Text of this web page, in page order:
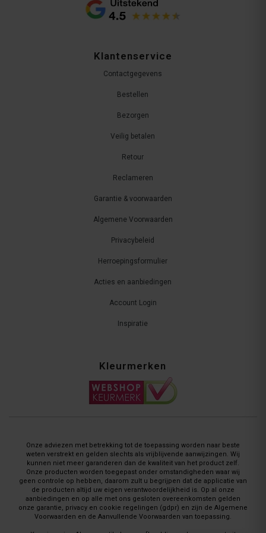
Klantenservice
Contactgegevens
Bestellen
Bezorgen
Veilig betalen
Retour
Reclameren
Garantie & voorwaarden
Algemene Voorwaarden
Privacybeleid
Herroepingsformulier
Acties en aanbiedingen
Account Login
Inspiratie
Kleurmerken
Onze adviezen met betrekking tot de toepassing worden naar beste
weten verstrekt en gelden slechts als vrijblijvende aanwijzingen. Wij
kunnen niet meer garanderen dan de kwaliteit van het product zelf.
Onze producten worden toegepast onder omstandigheden waar wij
geen controle op hebben, daarom zult u begrijpen dat de applicatie van
de producten altijd uw eigen verantwoordelijkheid is. Op al onze
aanbiedingen en op alle met ons gesloten overeenkomsten gelden
onze garantie, privacy en cookie regelingen (gdpr) en zijn de Algemene
Voorwaarden en de Aanvullende Voorwaarden van toepassing.